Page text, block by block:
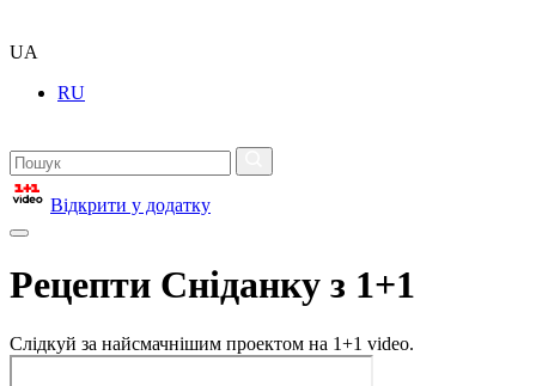
UA
RU
Відкрити у додатку
Рецепти Сніданку з 1+1
Слідкуй за найсмачнішим проектом на 1+1 video.